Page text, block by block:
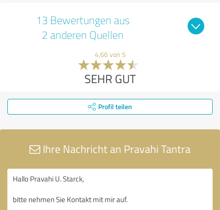
13 Bewertungen aus
2 anderen Quellen
4,66 von 5
SEHR GUT
Profil teilen
Ihre Nachricht an Pravahi Tantra